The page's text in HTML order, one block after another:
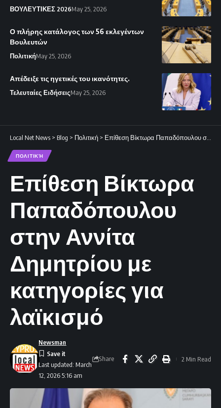
ΒΟΥΛΕΥΤΙΚΕΣ 2026May 25, 2026
Ο πλήρης κατάλογος των 56 εκλεγέντων
Βουλευτών
ΠολιτικήMay 25, 2026
Απέδειξε τις ηγετικές του ικανότητες.
Τελευταίες ΕιδήσειςMay 25, 2026
Local Net News > Blog > Πολιτική > Επίθεση Βίκτωρα Παπαδόπουλου στην Αννίτα Δημητρίου με κατηγορίες για λαϊκισμό
ΠΟΛΙΤΙΚΉ
Επίθεση Βίκτωρα
Παπαδόπουλου
στην Αννίτα
Δημητρίου με
κατηγορίες για
λαϊκισμό
Last updated: March
12, 2026 5:16 am
Newsman
Share 2 Min Read